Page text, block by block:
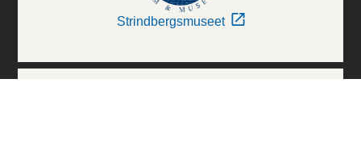
Strindbergsmuseet